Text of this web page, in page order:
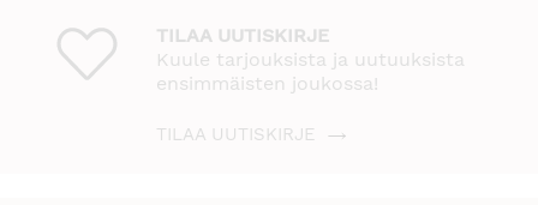
TILAA UUTISKIRJE
Kuule tarjouksista ja uutuuksista
ensimmäisten joukossa!
TILAA UUTISKIRJE